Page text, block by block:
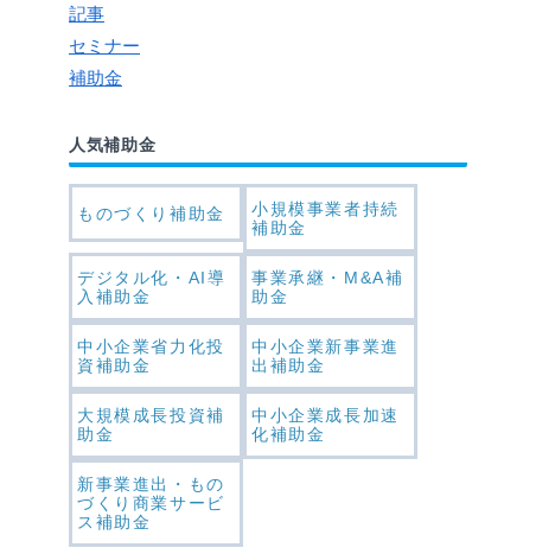
記事
セミナー
補助金
人気補助金
ものづくり補助金
小規模事業者持続
補助金
デジタル化・AI導
入補助金
事業承継・M&A補
助金
中小企業省力化投
資補助金
中小企業新事業進
出補助金
大規模成長投資補
助金
中小企業成長加速
化補助金
新事業進出・もの
づくり商業サービ
ス補助金